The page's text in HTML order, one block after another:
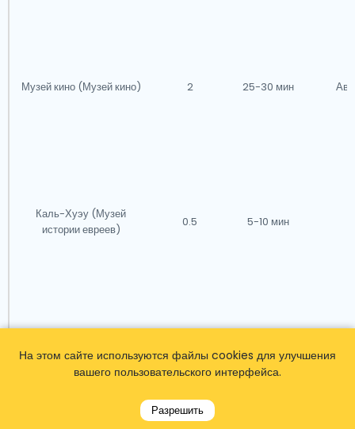
Музей кино (Музей кино) 2 25-30 мин
Каль-Хуэу (Музей
истории евреев)
0.5 5-10 мин
Аквапарк Aquadiver 7 Н/Д
На этом сайте используются файлы cookies для улучшения
вашего пользовательского интерфейса.
Разрешить